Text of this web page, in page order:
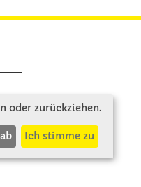
oder zurückziehen.
Ich stimme zu